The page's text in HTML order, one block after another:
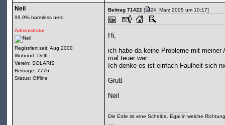
Neil
99.9% harmless nerd
Administrator
Registriert seit: Aug 2000
Wohnort: Delft
Verein: SOLARIS
Beiträge: 7776
Status: Offline
Beitrag 71422[ 24. März 2005 um 10:17]
Hi,
ich habe da keine Probleme mit
mal teuer war.
Ich denke es ist einfach Faulheit sich
Gruß
Neil
Die Erde ist eine Scheibe. Egal in welche